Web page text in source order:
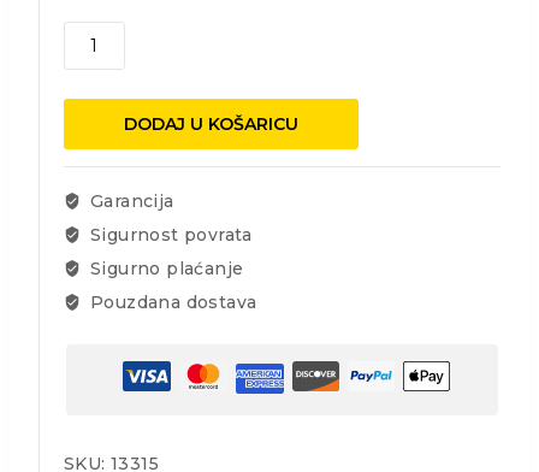
Rubi
plastična
ručka
DODAJ U KOŠARICU
Garancija
Sigurnost povrata
Sigurno plaćanje
Pouzdana dostava
SKU: 13315